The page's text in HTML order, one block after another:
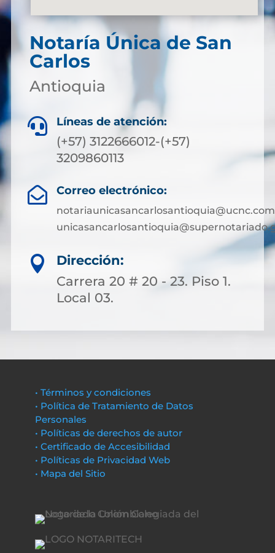
Notaría Única de San
Carlos
Antioquia
 Líneas de atención:
(+57) 3122666012-(+57)
3209860113
 Correo electrónico:

Dirección:
Carrera 20 # 20 - 23. Piso 1.
Local 03.
• Términos y condiciones
• Política de Tratamiento de Datos
Personales
• Políticas de derechos de autor
• Certificado de Accesibilidad
• Políticas de Privacidad Web
• Mapa del Sitio